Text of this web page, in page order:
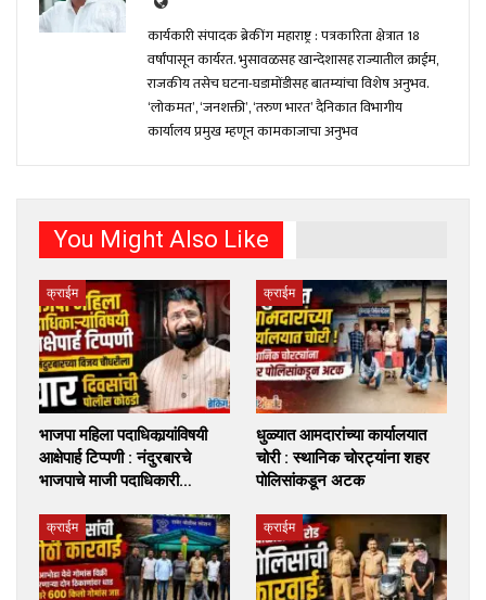
कार्यकारी संपादक ब्रेकींग महाराष्ट्र : पत्रकारिता क्षेत्रात 18
वर्षांपासून कार्यरत. भुसावळसह खान्देशासह राज्यातील क्राईम,
राजकीय तसेच घटना-घडामोंडीसह बातम्यांचा विशेष अनुभव.
‘लोकमत’, ‘जनशक्ती’, ‘तरुण भारत’ दैनिकात विभागीय
कार्यालय प्रमुख म्हणून कामकाजाचा अनुभव
You Might Also Like
क्राईम
भाजपा महिला पदाधिकार्‍यांविषयी
आक्षेपार्ह टिप्पणी : नंदुरबारचे
भाजपाचे माजी पदाधिकारी…
क्राईम
धुळ्यात आमदारांच्या कार्यालयात
चोरी : स्थानिक चोरट्यांना शहर
पोलिसांकडून अटक
क्राईम क्राईम